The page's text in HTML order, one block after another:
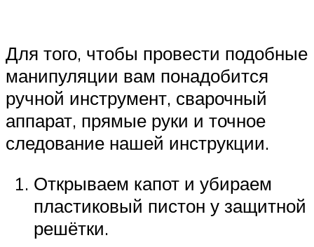
Для того, чтобы провести подобные
манипуляции вам понадобится
ручной инструмент, сварочный
аппарат, прямые руки и точное
следование нашей инструкции.
Открываем капот и убираем
пластиковый пистон у защитной
решётки.